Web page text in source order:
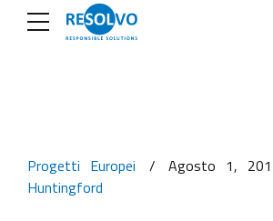
Progetti Europei Agosto 1,
Huntingford